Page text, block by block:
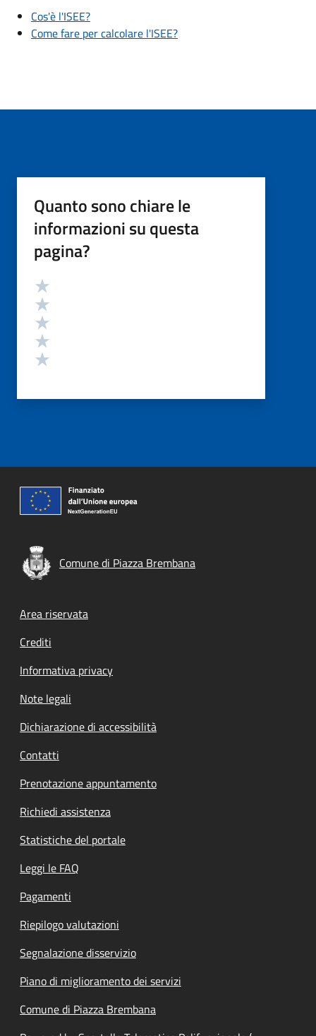
Cos'è l'ISEE?
Come fare per calcolare l'ISEE?
Quanto sono chiare le
informazioni su questa
pagina?
Valutazione
Comune di Piazza Brembana
Footer menu
Area riservata
Crediti
Informativa privacy
Note legali
Dichiarazione di accessibilità
Contatti
Prenotazione appuntamento
Richiedi assistenza
Statistiche del portale
Leggi le FAQ
Pagamenti
Riepilogo valutazioni
Segnalazione disservizio
Piano di miglioramento dei servizi
Comune di Piazza Brembana